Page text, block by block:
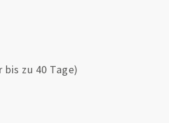
zu 40 Tage)